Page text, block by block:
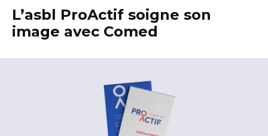
L’asbl ProActif soigne son
image avec Comed